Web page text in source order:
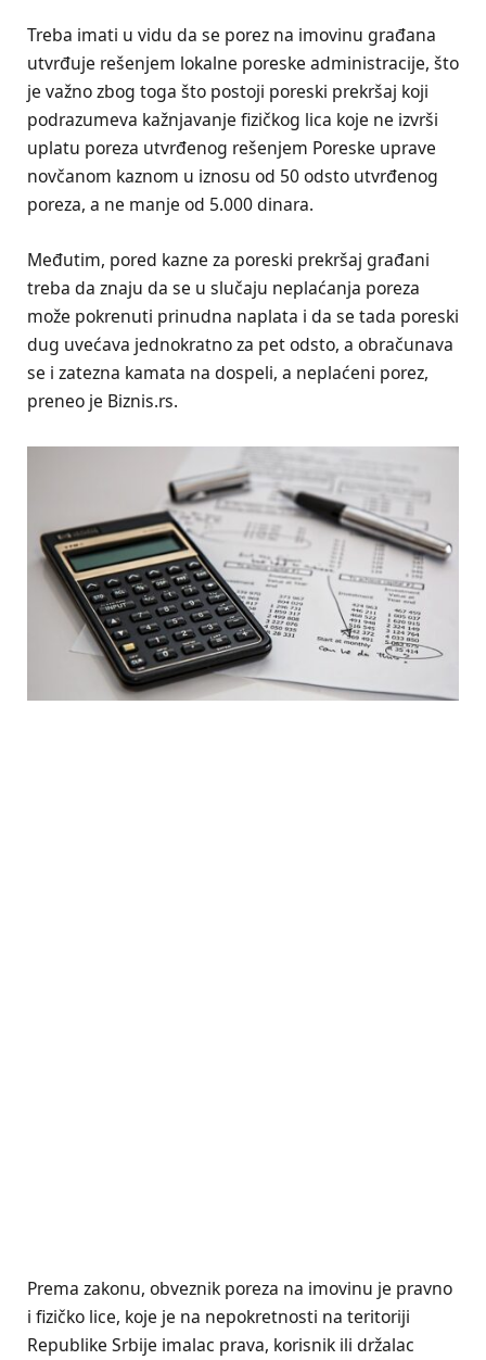
Treba imati u vidu da se porez na imovinu građana
utvrđuje rešenjem lokalne poreske administracije, što
je važno zbog toga što postoji poreski prekršaj koji
podrazumeva kažnjavanje fizičkog lica koje ne izvrši
uplatu poreza utvrđenog rešenjem Poreske uprave
novčanom kaznom u iznosu od 50 odsto utvrđenog
poreza, a ne manje od 5.000 dinara.
Međutim, pored kazne za poreski prekršaj građani
treba da znaju da se u slučaju neplaćanja poreza
može pokrenuti prinudna naplata i da se tada poreski
dug uvećava jednokratno za pet odsto, a obračunava
se i zatezna kamata na dospeli, a neplaćeni porez,
preneo je Biznis.rs.
Prema zakonu, obveznik poreza na imovinu je pravno
i fizičko lice, koje je na nepokretnosti na teritoriji
Republike Srbije imalac prava, korisnik ili držalac